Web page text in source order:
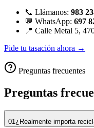
📞 Llámanos: 983
💬 WhatsApp: 697
📍 Calle Metal 5,
Pide tu tasación ahora →
Preguntas frecuentes
Preguntas
01¿Realmente importa